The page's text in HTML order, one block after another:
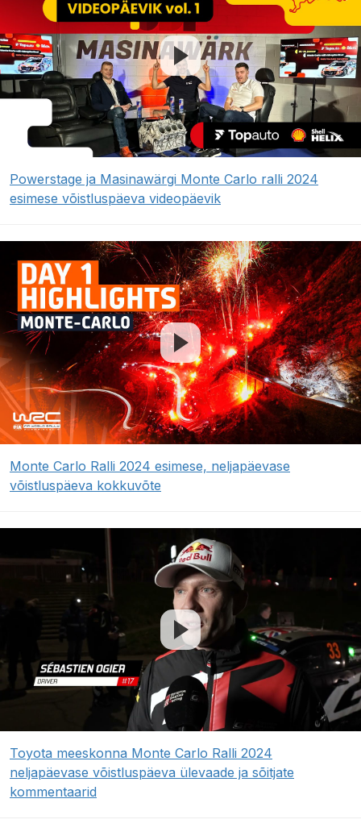
Powerstage ja Masinawärgi Monte Carlo ralli 2024
esimese võistluspäeva videopäevik
Monte Carlo Ralli 2024 esimese, neljapäevase
võistluspäeva kokkuvõte
Toyota meeskonna Monte Carlo Ralli 2024
neljapäevase võistluspäeva ülevaade ja sõitjate
kommentaarid